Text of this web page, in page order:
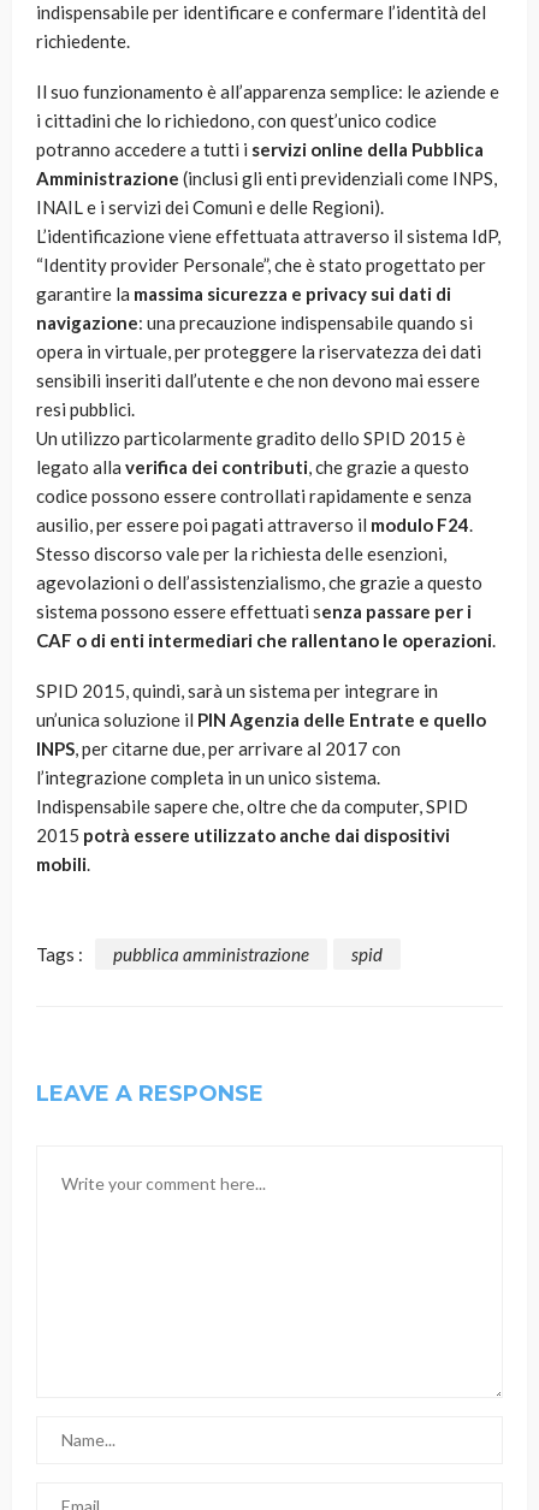
indispensabile per identificare e confermare l’identità del
richiedente.
Il suo funzionamento è all’apparenza semplice: le aziende e
i cittadini che lo richiedono, con quest’unico codice
potranno accedere a tutti i servizi online della Pubblica
Amministrazione (inclusi gli enti previdenziali come INPS,
INAIL e i servizi dei Comuni e delle Regioni).
L’identificazione viene effettuata attraverso il sistema IdP,
“Identity provider Personale”, che è stato progettato per
garantire la massima sicurezza e privacy sui dati di
navigazione: una precauzione indispensabile quando si
opera in virtuale, per proteggere la riservatezza dei dati
sensibili inseriti dall’utente e che non devono mai essere
resi pubblici.
Un utilizzo particolarmente gradito dello SPID 2015 è
legato alla verifica dei contributi, che grazie a questo
codice possono essere controllati rapidamente e senza
ausilio, per essere poi pagati attraverso il modulo F24.
Stesso discorso vale per la richiesta delle esenzioni,
agevolazioni o dell’assistenzialismo, che grazie a questo
sistema possono essere effettuati senza passare per i
CAF o di enti intermediari che rallentano le operazioni.
SPID 2015, quindi, sarà un sistema per integrare in
un’unica soluzione il PIN Agenzia delle Entrate e quello
INPS, per citarne due, per arrivare al 2017 con
l’integrazione completa in un unico sistema.
Indispensabile sapere che, oltre che da computer, SPID
2015 potrà essere utilizzato anche dai dispositivi
mobili.
Tags : pubblica amministrazione spid
LEAVE A RESPONSE